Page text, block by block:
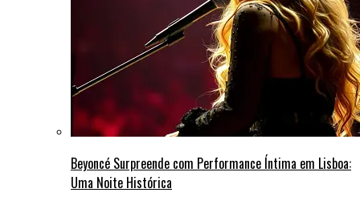
Beyoncé Surpreende com Performance Íntima em Lisboa:
Uma Noite Histórica